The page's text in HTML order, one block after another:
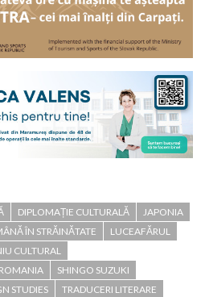
DIPLOMAȚIE CULTURALĂ
JAPONIA
ÎN STRĂINĂTATE
LUCEAFĂRUL
CULTURAL
ROMANIA
SHINGO SUZUKI
STUDIES
TRADUCERI LITERARE